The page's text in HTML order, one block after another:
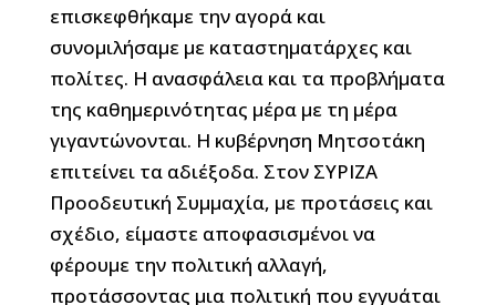
επισκεφθήκαμε την αγορά και
συνομιλήσαμε με καταστηματάρχες και
πολίτες. Η ανασφάλεια και τα προβλήματα
της καθημερινότητας μέρα με τη μέρα
γιγαντώνονται. Η κυβέρνηση Μητσοτάκη
επιτείνει τα αδιέξοδα. Στον ΣΥΡΙΖΑ
Προοδευτική Συμμαχία, με προτάσεις και
σχέδιο, είμαστε αποφασισμένοι να
φέρουμε την πολιτική αλλαγή,
προτάσσοντας μια πολιτική που εγγυάται